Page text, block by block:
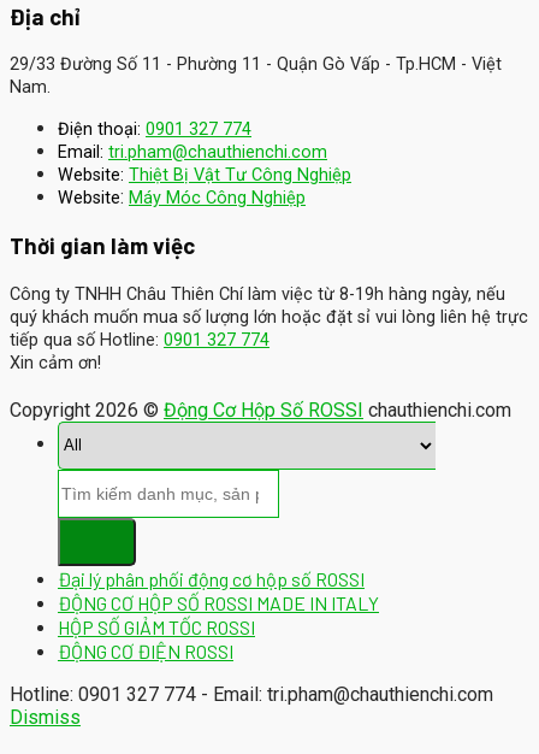
Địa chỉ
29/33 Đường Số 11 - Phường 11 - Quận Gò Vấp - Tp.HCM - Việt
Nam.
Điện thoại: 0901 327 774
Email: tri.pham@chauthienchi.com
Website: Thiệt Bị Vật Tư Công Nghiệp
Website: Máy Móc Công Nghiệp
Thời gian làm việc
Công ty TNHH Châu Thiên Chí làm việc từ 8-19h hàng ngày, nếu
quý khách muốn mua số lượng lớn hoặc đặt sỉ vui lòng liên hệ trực
tiếp qua số Hotline: 0901 327 774
Xin cảm ơn!
Copyright 2026 © Động Cơ Hộp Số ROSSI chauthienchi.com
Đại lý phân phối động cơ hộp số ROSSI
ĐỘNG CƠ HỘP SỐ ROSSI MADE IN ITALY
HỘP SỐ GIẢM TỐC ROSSI
ĐỘNG CƠ ĐIỆN ROSSI
Hotline: 0901 327 774 - Email: tri.pham@chauthienchi.com
Dismiss